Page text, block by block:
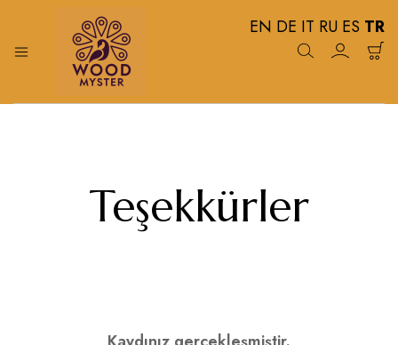
Wood
%
Teşekkürler
EN DE IT RU ES TR